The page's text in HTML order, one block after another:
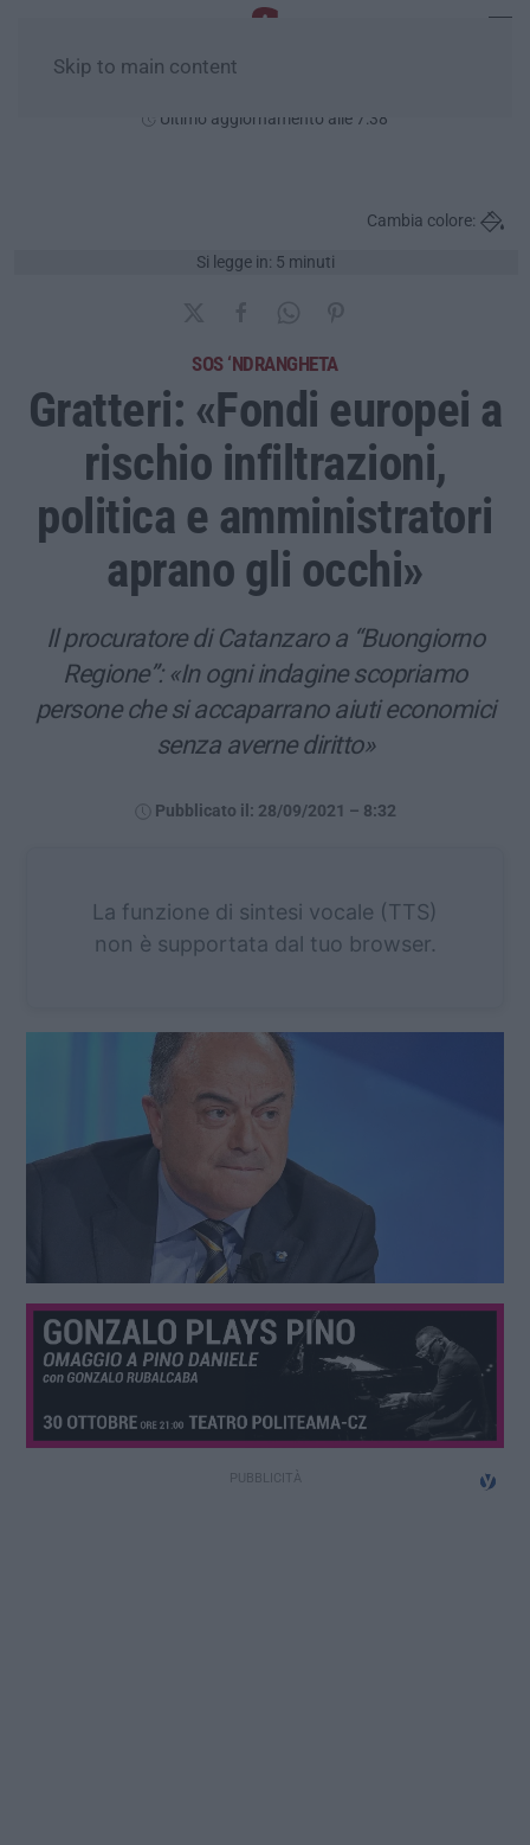
Skip to main content
Ultimo aggiornamento alle 7:38
Si legge in: 5 minuti
Cambia colore:
SOS ‘NDRANGHETA
Gratteri: «Fondi europei a
rischio infiltrazioni,
politica e amministratori
aprano gli occhi»
Il procuratore di Catanzaro a “Buongiorno
Regione”: «In ogni indagine scopriamo
persone che si accaparrano aiuti economici
senza averne diritto»
Pubblicato il: 28/09/2021 – 8:32
La funzione di sintesi vocale (TTS)
non è supportata dal tuo browser.